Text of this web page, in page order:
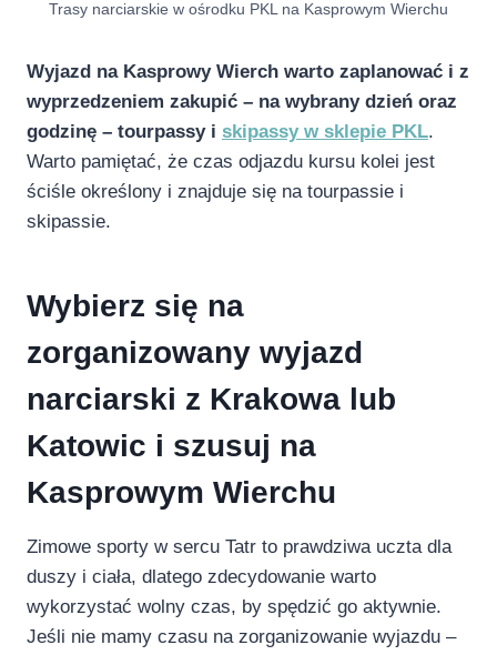
Trasy narciarskie w ośrodku PKL na Kasprowym Wierchu
Wyjazd na Kasprowy Wierch warto zaplanować i z
wyprzedzeniem zakupić – na wybrany dzień oraz
godzinę – tourpassy i skipassy w sklepie PKL.
Warto pamiętać, że czas odjazdu kursu kolei jest
ściśle określony i znajduje się na tourpassie i
skipassie.
Wybierz się na
zorganizowany wyjazd
narciarski z Krakowa lub
Katowic i szusuj na
Kasprowym Wierchu
Zimowe sporty w sercu Tatr to prawdziwa uczta dla
duszy i ciała, dlatego zdecydowanie warto
wykorzystać wolny czas, by spędzić go aktywnie.
Jeśli nie mamy czasu na zorganizowanie wyjazdu –